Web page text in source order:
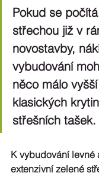
Pokud se
střechou již v
novostavby,
vybudování
něco málo
klasických
střešních tašek.
K vybudování levné
extenzivní zelené